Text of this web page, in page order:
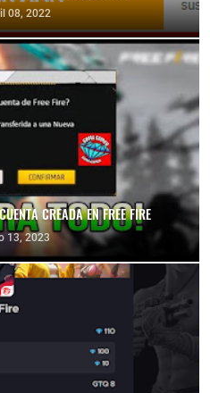
08, 2022
CREADA EN FREE FIRE
13, 2023